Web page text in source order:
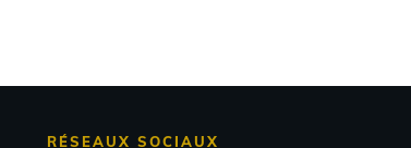
RÉSEAUX SOCIAUX